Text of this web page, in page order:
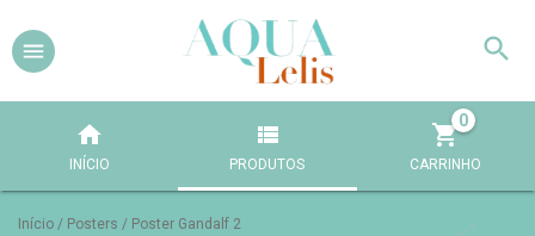
INÍCIO PRODUTOS CARRINHO
0
Início / Posters / Poster Gandalf 2